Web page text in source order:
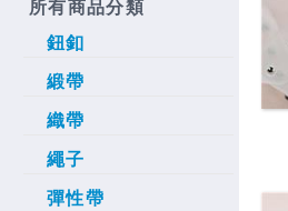
所有商品分類
鈕釦
緞帶
織帶
繩子
彈性帶